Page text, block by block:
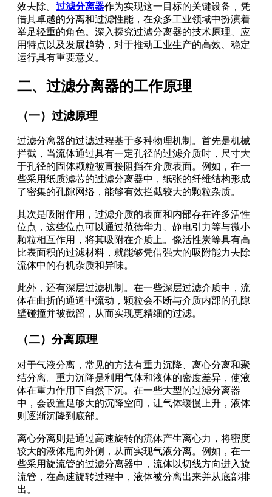
效去除。 过滤分离器作为实现这一目标的关键设备，凭
借其卓越的分离和过滤性能，在众多工业领域中扮演着
举足轻重的角色。深入探究过滤分离器的技术原理、应
用特点以及发展趋势，对于推动工业生产的高效、稳定
运行具有重要意义。
二、过滤分离器的工作原理
（一）过滤原理
过滤分离器的过滤过程基于多种物理机制。首先是机械
拦截，当流体通过具有一定孔径的过滤介质时，尺寸大
于孔径的固体颗粒被直接阻挡在介质表面。例如，在一
些采用纸质滤芯的过滤分离器中，纸张的纤维结构形成
了密集的孔隙网络，能够有效拦截较大的颗粒杂质。
其次是吸附作用，过滤介质的表面和内部存在许多活性
位点，这些位点可以通过范德华力、静电引力等与微小
颗粒相互作用，将其吸附在介质上。像活性炭等具有高
比表面积的过滤材料，就能够凭借强大的吸附能力去除
流体中的有机杂质和异味。
此外，还有深层过滤机制。在一些深层过滤介质中，流
体在曲折的通道中流动，颗粒会不断与介质内部的孔隙
壁碰撞并被截留，从而实现更精细的过滤。
（二）分离原理
对于气液分离，常见的方法有重力沉降、离心分离和聚
结分离。重力沉降是利用气体和液体的密度差异，使液
体在重力作用下自然下沉。在一些大型的过滤分离器
中，会设置足够大的沉降空间，让气体缓慢上升，液体
则逐渐沉降到底部。
离心分离则是通过高速旋转的流体产生离心力，将密度
较大的液体甩向外侧，从而实现气液分离。例如，在一
些采用旋流管的过滤分离器中，流体以切线方向进入旋
流管，在高速旋转过程中，液体被分离出来并从底部排
出。